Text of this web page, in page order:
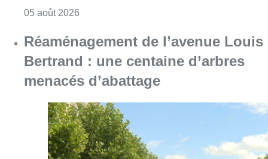
05 août 2026
Réaménagement de l’avenue Louis
Bertrand : une centaine d’arbres
menacés d’abattage